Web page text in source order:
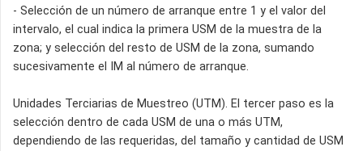
- Selección de un número de arranque entre 1 y el valor del
intervalo, el cual indica la primera USM de la muestra de la
zona; y selección del resto de USM de la zona, sumando
sucesivamente el IM al número de arranque.
Unidades Terciarias de Muestreo (UTM). El tercer paso es la
selección dentro de cada USM de una o más UTM,
dependiendo de las requeridas, del tamaño y cantidad de USM